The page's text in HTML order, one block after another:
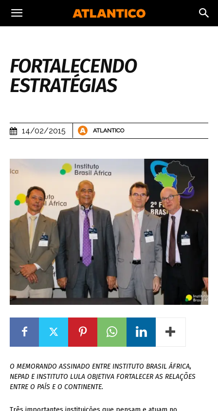
FORTALECENDO
ESTRATÉGIAS
14/02/2015 ATLANTICO
O MEMORANDO ASSINADO ENTRE INSTITUTO BRASIL ÁFRICA,
NEPAD E INSTITUTO LULA OBJETIVA FORTALECER AS RELAÇÕES
ENTRE O PAÍS E O CONTINENTE.